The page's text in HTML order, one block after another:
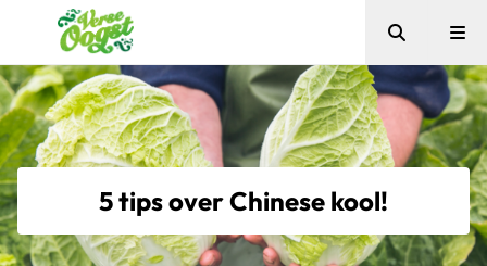
Verse Oogst
Zoeken
5 tips over Chinese kool!